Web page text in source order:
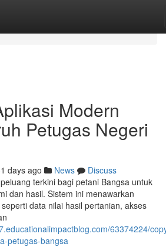
Modern
Petugas Negeri
days ago News
Discuss
terkini bagi petani Bangsa untuk
dan hasil. Sistem ini menawarkan
data nilai hasil pertanian, akses
63374224/
petugas-bangsa